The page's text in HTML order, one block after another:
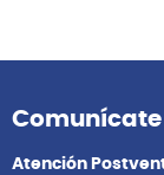
Atención